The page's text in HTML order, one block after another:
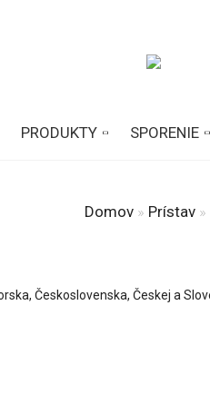
PRODUKTY SPORENIE
Domov » Prístav »